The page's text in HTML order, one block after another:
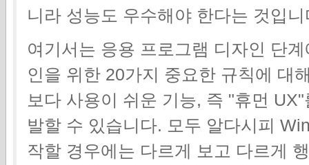
니라 성능도 우수해야 한다는 것입니
여기서는 응용 프로그램 디자인 단
인을 위한 20가지 중요한 규칙에 대
보다 사용이 쉬운 기능, 즉 "휴먼
발할 수 있습니다. 모두 알다시피
작할 경우에는 다르게 보고 다르게